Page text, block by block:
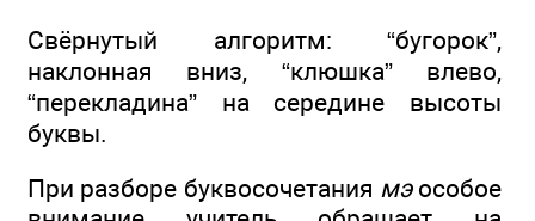
Свёрнутый алгоритм: “бугорок”,
наклонная вниз, “клюшка” влево,
“перекладина” на середине высоты
буквы.
При разборе буквосочетания мэособое